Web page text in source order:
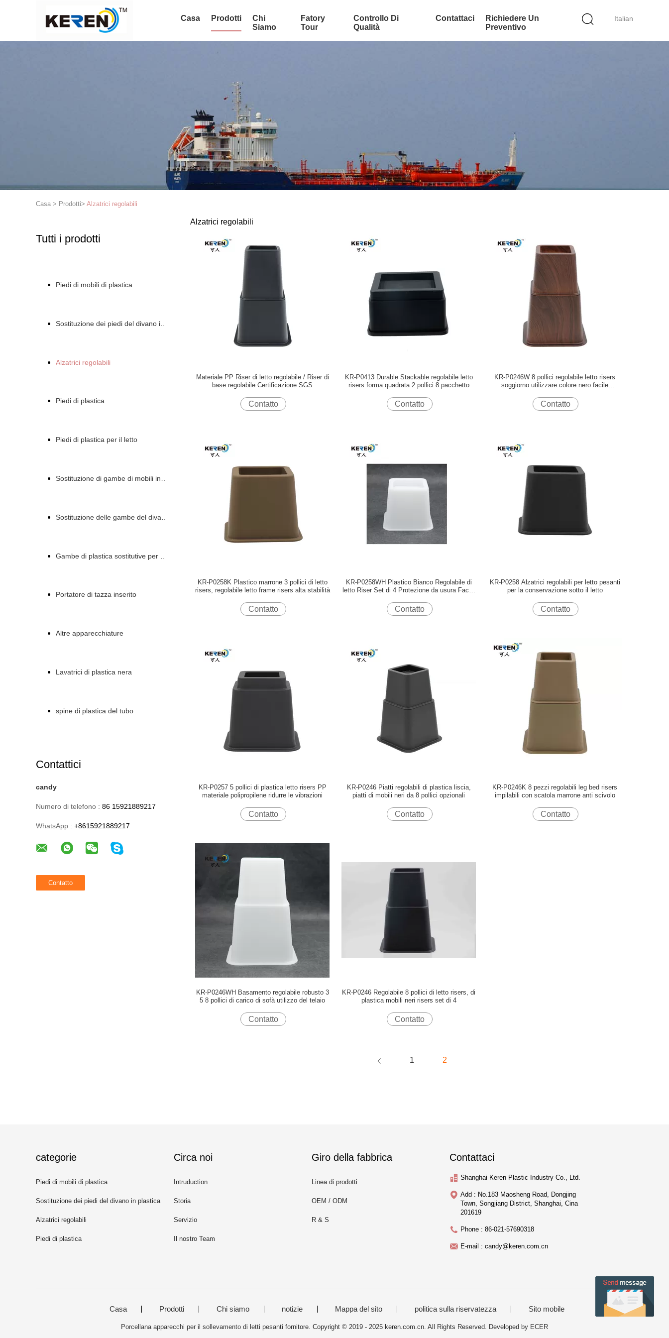
Italian
Casa Prodotti
Chi
Siamo
Fatory
Tour
Controllo Di
Qualità
Contattaci
Richiedere Un
Preventivo
Casa > Prodotti> Alzatrici regolabili
Tutti i prodotti
Piedi di mobili di plastica
Sostituzione dei piedi del divano in plastica
Alzatrici regolabili
Piedi di plastica
Piedi di plastica per il letto
Sostituzione di gambe di mobili in plastica
Sostituzione delle gambe del divano in plastica
Gambe di plastica sostitutive per divani
Portatore di tazza inserito
Altre apparecchiature
Lavatrici di plastica nera
spine di plastica del tubo
Contattici
candy
Numero di telefono : 86 15921889217
WhatsApp : +8615921889217
Alzatrici regolabili
Materiale PP Riser di letto regolabile / Riser di
base regolabile Certificazione SGS
Contatto
KR-P0413 Durable Stackable regolabile letto
risers forma quadrata 2 pollici 8 pacchetto
Contatto
KR-P0246W 8 pollici regolabile letto risers
soggiorno utilizzare colore nero facile
Contatto
KR-P0258K Plastico marrone 3 pollici di letto
risers, regolabile letto frame risers alta stabilità
Contatto
KR-P0258WH Plastico Bianco Regolabile di
letto Riser Set di 4 Protezione da usura Facile
Contatto
KR-P0258 Alzatrici regolabili per letto pesanti
per la conservazione sotto il letto
Contatto
KR-P0257 5 pollici di plastica letto risers PP
materiale polipropilene ridurre le vibrazioni
Contatto
KR-P0246 Piatti regolabili di plastica liscia,
piatti di mobili neri da 8 pollici opzionali
Contatto
KR-P0246K 8 pezzi regolabili leg bed risers
impilabili con scatola marrone anti scivolo
Contatto
KR-P0246WH Basamento regolabile robusto 3
5 8 pollici di carico di sofà utilizzo del telaio
Contatto
KR-P0246 Regolabile 8 pollici di letto risers, di
plastica mobili neri risers set di 4
Contatto
1 2
categorie
Piedi di mobili di plastica
Sostituzione dei piedi del divano in plastica
Alzatrici regolabili
Piedi di plastica
Circa noi
Intruduction
Storia
Servizio
Il nostro Team
Giro della fabbrica
Linea di prodotti
OEM / ODM
R & S
Contattaci
Shanghai Keren Plastic Industry Co., Ltd.
Add : No.183 Maosheng Road, Dongjing
Town, Songjiang District, Shanghai, Cina
201619
Phone : 86-021-57690318
E-mail : candy@keren.com.cn
Casa Prodotti Chi siamo notizie Mappa del sito politica sulla riservatezza Sito mobile
Porcellana apparecchi per il sollevamento di letti pesanti fornitore. Copyright © 2019 - 2025 keren.com.cn. All Rights Reserved. Developed by ECER